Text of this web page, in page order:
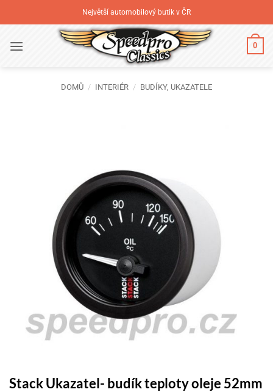
na
Největší automobilový butik v ČR
0
DOMŮ / INTERIÉR / BUDÍKY, UKAZATELE
Stack Ukazatel- budík teploty oleje 52mm